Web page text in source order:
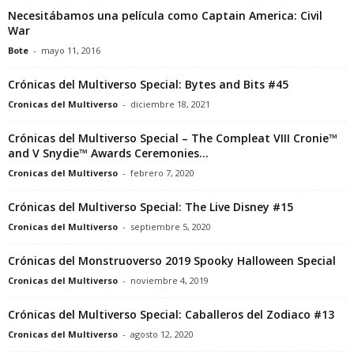
Necesitábamos una película como Captain America: Civil
War
Bote - mayo 11, 2016
Crónicas del Multiverso Special: Bytes and Bits #45
Cronicas del Multiverso - diciembre 18, 2021
Crónicas del Multiverso Special – The Compleat VIII Cronie™
and V Snydie™ Awards Ceremonies...
Cronicas del Multiverso - febrero 7, 2020
Crónicas del Multiverso Special: The Live Disney #15
Cronicas del Multiverso - septiembre 5, 2020
Crónicas del Monstruoverso 2019 Spooky Halloween Special
Cronicas del Multiverso - noviembre 4, 2019
Crónicas del Multiverso Special: Caballeros del Zodiaco #13
Cronicas del Multiverso - agosto 12, 2020